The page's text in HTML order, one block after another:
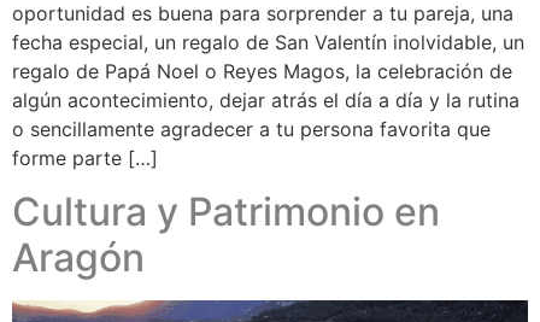
oportunidad es buena para sorprender a tu pareja, una
fecha especial, un regalo de San Valentín inolvidable, un
regalo de Papá Noel o Reyes Magos, la celebración de
algún acontecimiento, dejar atrás el día a día y la rutina
o sencillamente agradecer a tu persona favorita que
forme parte […]
Cultura y Patrimonio en
Aragón